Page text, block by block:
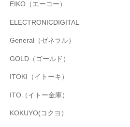
EIKO（エーコー）
ELECTRONICDIGITAL
General（ゼネラル）
GOLD（ゴールド）
ITOKI（イトーキ）
ITO（イトー金庫）
KOKUYO(コクヨ）